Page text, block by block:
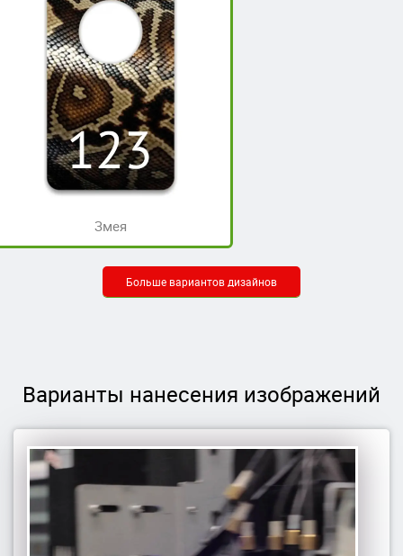
Змея
Больше вариантов дизайнов
Варианты нанесения изображений